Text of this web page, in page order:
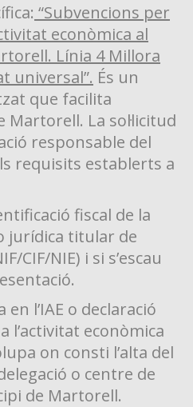
“Subvencions per
econòmica al
Línia 4 Millora
universal”. És un
que facilita
Martorell. La sol·licitud
responsable del
requisits establerts a
fiscal de la
jurídica titular de
CIF/NIE) i si s’escau
en l’IAE o declaració
l’activitat econòmica
on consti l’alta del
o centre de
de Martorell.